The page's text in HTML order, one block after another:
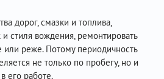
дорог, смазки и топлива,
стиля вождения, ремонтировать
реже. Потому периодичность
не только по пробегу, но и
его работе.